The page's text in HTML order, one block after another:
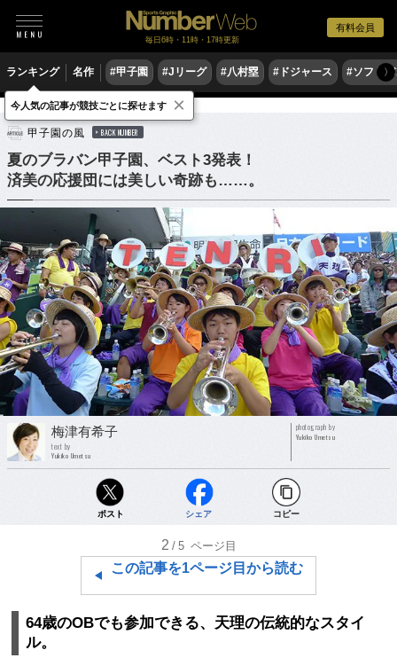
有料会員
毎日6時・11時・17時更新
ランキング 名作 #甲子園 #Jリーグ #八村塁 #ドジャース #ソフト〉
野球 高校野球
甲子園の風 BACK NUMBER
夏のブラバン甲子園、ベスト3発表！
済美の応援団には美しい奇跡も……。
梅津有希子
text by
Yukiko Umetsu
photograph by
Yukiko Umetsu
ポスト シェア コピー
2 /5 ページ目
この記事を1ページ目から読む
64歳のOBでも参加できる、天理の伝統的なスタイ
ル。
今人気の記事が競技ごとに探せます ×